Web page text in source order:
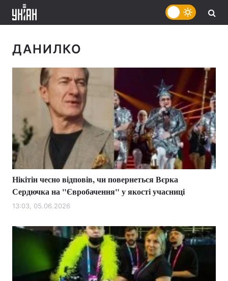
ДАНИЛКО
Нікітін чесно відповів, чи повернеться Вєрка
Сердючка на "Євробачення" у якості учасниці
13:03, 05.06.2026